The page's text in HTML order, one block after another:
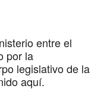
entre el
por la
legislativo de la
aquí.